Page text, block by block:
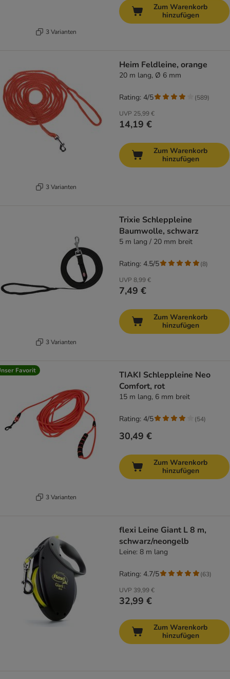
3 Varianten
Zum Warenkorb
hinzufügen
3 Varianten
Heim Feldleine, orange
20 m lang, Ø 6 mm
UVP 25,99 €
14,19 €
Rating: 4/5 (589)
Zum Warenkorb
hinzufügen
3 Varianten
Trixie Schleppleine
Baumwolle, schwarz
5 m lang / 20 mm breit
UVP 8,99 €
7,49 €
Rating: 4.5/5 (8)
Zum Warenkorb
hinzufügen
Favorit
3 Varianten
TIAKI Schleppleine Neo
Comfort, rot
15 m lang, 6 mm breit
30,49 €
Rating: 4/5 (54)
Zum Warenkorb
hinzufügen
flexi Leine Giant L 8 m,
schwarz/neongelb
Leine: 8 m lang
UVP 39,99 €
32,99 €
Rating: 4.7/5 (63)
Zum Warenkorb
hinzufügen